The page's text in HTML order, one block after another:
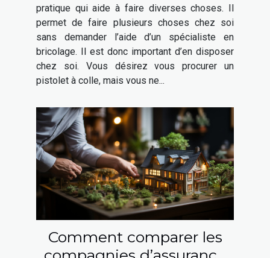
pratique qui aide à faire diverses choses. Il
permet de faire plusieurs choses chez soi
sans demander l’aide d’un spécialiste en
bricolage. Il est donc important d’en disposer
chez soi. Vous désirez vous procurer un
pistolet à colle, mais vous ne...
Comment comparer les